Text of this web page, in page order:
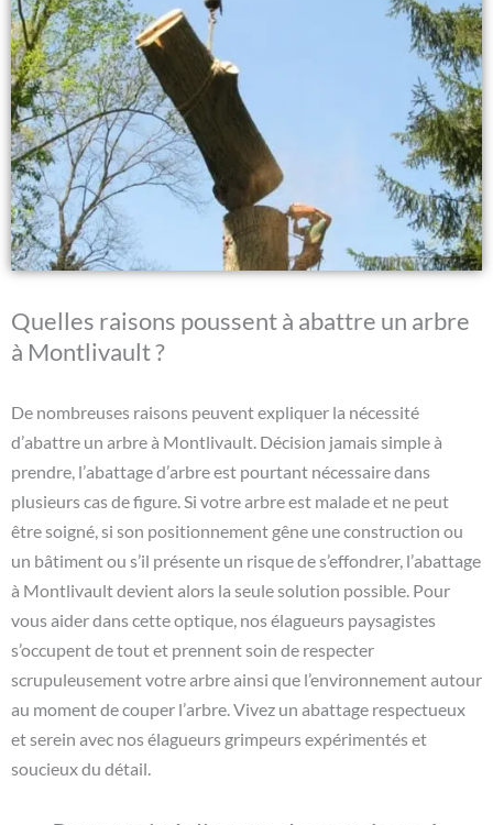
Quelles raisons poussent à abattre un arbre
à Montlivault ?
De nombreuses raisons peuvent expliquer la nécessité
d’abattre un arbre à Montlivault. Décision jamais simple à
prendre, l’abattage d’arbre est pourtant nécessaire dans
plusieurs cas de figure. Si votre arbre est malade et ne peut
être soigné, si son positionnement gêne une construction ou
un bâtiment ou s’il présente un risque de s’effondrer, l’abattage
à Montlivault devient alors la seule solution possible. Pour
vous aider dans cette optique, nos élagueurs paysagistes
s’occupent de tout et prennent soin de respecter
scrupuleusement votre arbre ainsi que l’environnement autour
au moment de couper l’arbre. Vivez un abattage respectueux
et serein avec nos élagueurs grimpeurs expérimentés et
soucieux du détail.